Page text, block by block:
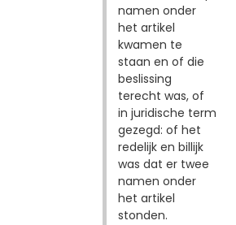
namen onder
het artikel
kwamen te
staan en of die
beslissing
terecht was, of
in juridische term
gezegd: of het
redelijk en billijk
was dat er twee
namen onder
het artikel
stonden.